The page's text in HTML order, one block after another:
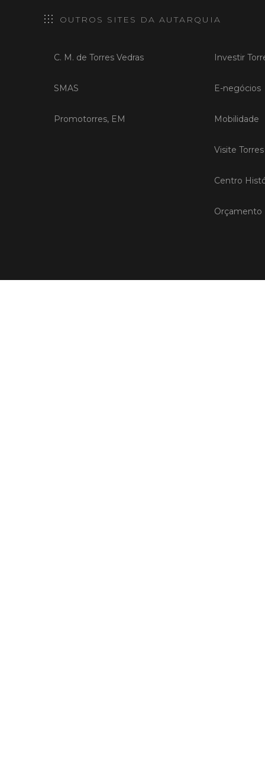
OUTROS SITES DA AUTARQUIA
C. M. de Torres Vedras
SMAS
Promotorres, EM
Investir
E-negócios
Mobilidade
Visite
Centro
Orçamento